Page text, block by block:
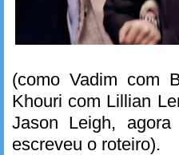
(como Vadim com
Khouri com Lillian
Jason Leigh,
escreveu o roteiro).